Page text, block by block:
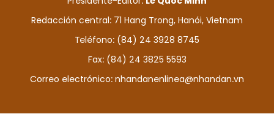
Redacción central: 71 Hang Trong, Hanói, Vietnam
Teléfono: (84) 24 3928 8745
Fax: (84) 24 3825 5593
Correo electrónico: nhandanenlinea@nhandan.vn